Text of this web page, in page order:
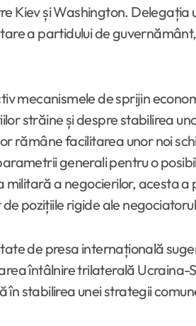
Kiev și Washington.
a partidului de guvernământ,
mecanismele de sprijin
străine și despre stabilirea
rămâne facilitarea unor noi
generali pentru o
a negocierilor, acesta
pozițiile rigide ale
de presa internațională
întâlnire trilaterală Ucraina-
în stabilirea unei strategii